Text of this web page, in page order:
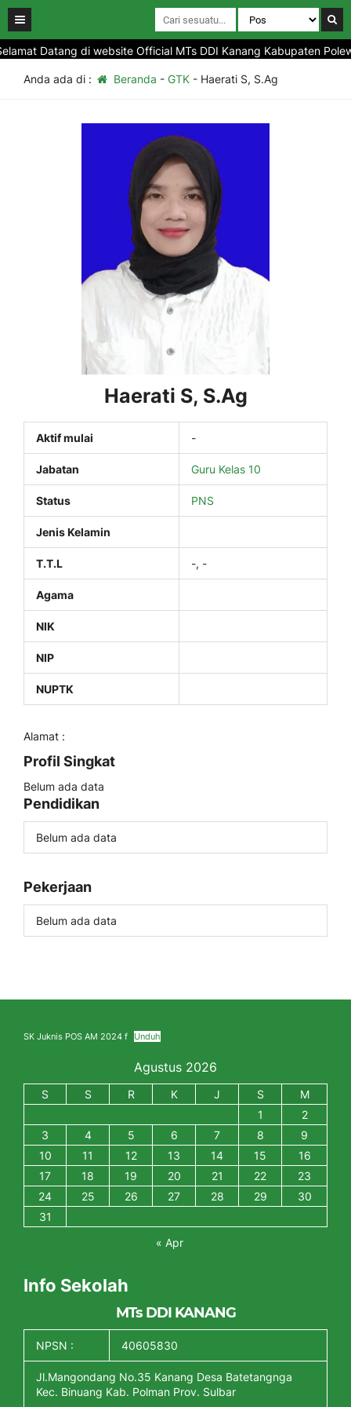
Datang di website Official MTs DDI Kanang Kabupaten
Anda ada di : Beranda - GTK- Haerati S, S.Ag
Haerati S, S.Ag
Aktif mulai -
Jabatan Guru Kelas 10
Status PNS
Jenis Kelamin
T.T.L -, -
Agama
NIK
NIP
NUPTK
Alamat :
Profil Singkat
Belum ada data
Pendidikan
Belum ada data
Pekerjaan
Belum ada data
SK Juknis POS AM 2024 f Unduh
Agustus 2026
S S R K J S
M
1
2
3
4 5 6 7 8
9
10
11 12 13 14 15
16
17
18 19 20 21 22
23
24
25 26 27 28 29
30
31
« Apr
Info Sekolah
MTs DDI KANANG
NPSN : 40605830
Jl.Mangondang No.35 Kanang Desa Batetangnga
Kec. Binuang Kab. Polman Prov. Sulbar